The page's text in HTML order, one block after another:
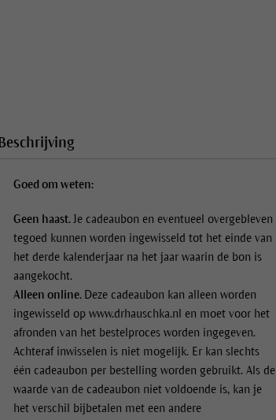
Beschrijving
Goed om weten:
Geen haast. Je cadeaubon en eventueel overgebleven
tegoed kunnen worden ingewisseld tot het einde van
het derde kalenderjaar na het jaar waarin de bon is
aangekocht.
Alleen online. Deze cadeaubon kan alleen worden
ingewisseld op www.drhauschka.nl en moet voor het
afronden van het bestelproces worden ingegeven.
Achteraf inwisselen is niet mogelijk. Er kan slechts
één cadeaubon per bestelling worden gebruikt. Als de
waarde van de cadeaubon niet voldoende is, kan je
het verschil bijbetalen met een andere